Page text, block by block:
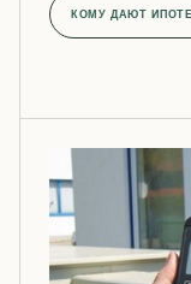
КОМУ ДАЮТ